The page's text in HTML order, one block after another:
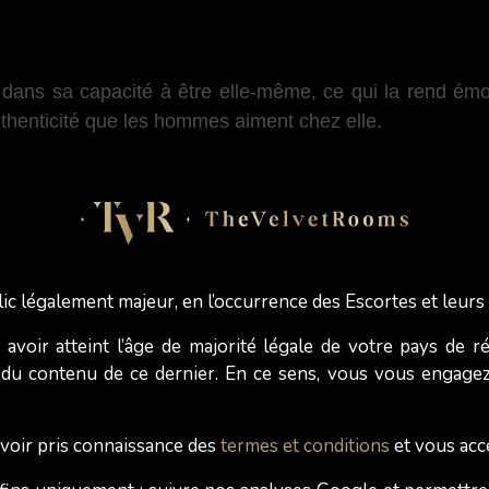
sa capacité à être elle-même, ce qui la rend
que les hommes aiment chez elle.
elle est le type de fille que les hommes
la formation d'une connexion authentique,
escorte ?
rencontrer une fois mais qui a tendance
plutôt superficielle, a un caractère tape-à-l'œil, leur
légalement majeur, en l’occurrence des Escortes et
atteint l’âge de majorité légale de votre pays de
contenu de ce dernier. En ce sens, vous vous
pris connaissance destermes et conditions et vous